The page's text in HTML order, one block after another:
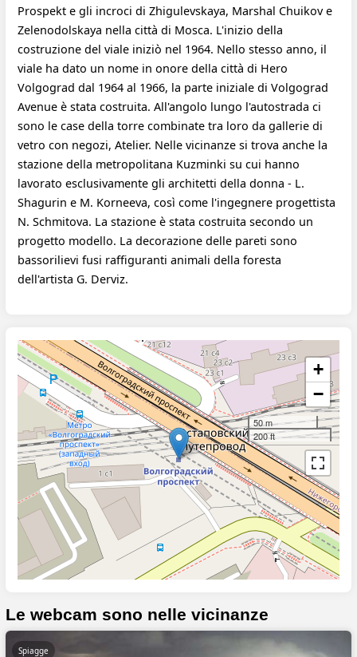
Prospekt e gli incroci di Zhigulevskaya, Marshal Chuikov e
Zelenodolskaya nella città di Mosca. L'inizio della
costruzione del viale iniziò nel 1964. Nello stesso anno, il
viale ha dato un nome in onore della città di Hero
Volgograd dal 1964 al 1966, la parte iniziale di Volgograd
Avenue è stata costruita. All'angolo lungo l'autostrada ci
sono le case della torre combinate tra loro da gallerie di
vetro con negozi, Atelier. Nelle vicinanze si trova anche la
stazione della metropolitana Kuzminki su cui hanno
lavorato esclusivamente gli architetti della donna - L.
Shagurin e M. Korneeva, così come l'ingegnere progettista
N. Schmitova. La stazione è stata costruita secondo un
progetto modello. La decorazione delle pareti sono
bassorilievi fusi raffiguranti animali della foresta
dell'artista G. Derviz.
+
−
50 m
200 ft
Le webcam sono nelle vicinanze
Spiagge